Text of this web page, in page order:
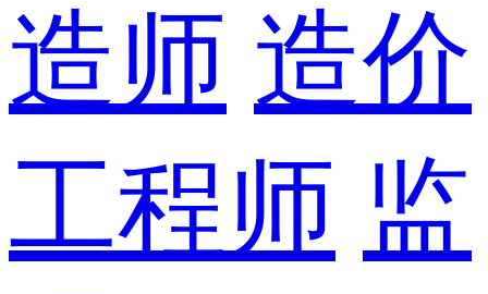
造师 造价
工程师 监